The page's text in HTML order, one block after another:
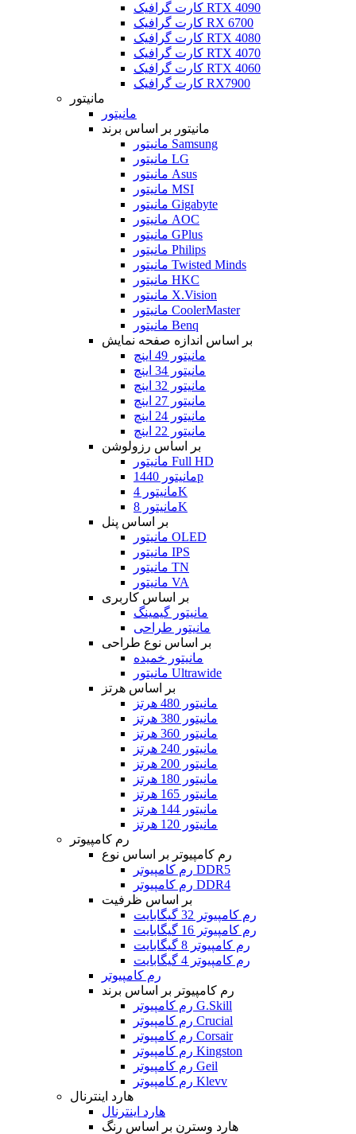
کارت گرافیک RTX 4090
کارت گرافیک RX 6700
کارت گرافیک RTX 4080
کارت گرافیک RTX 4070
کارت گرافیک RTX 4060
کارت گرافیک RX7900
مانیتور
مانیتور
مانیتور بر اساس برند
مانیتور Samsung
مانیتور LG
مانیتور Asus
مانیتور MSI
مانیتور Gigabyte
مانیتور AOC
مانیتور GPlus
مانیتور Philips
مانیتور Twisted Minds
مانیتور HKC
مانیتور X.Vision
مانیتور CoolerMaster
مانیتور Benq
بر اساس اندازه صفحه نمایش
مانیتور 49 اینچ
مانیتور 34 اینچ
مانیتور 32 اینچ
مانیتور 27 اینچ
مانیتور 24 اینچ
مانیتور 22 اینچ
بر اساس رزولوشن
مانیتور Full HD
مانیتور 1440p
مانیتور 4K
مانیتور 8K
بر اساس پنل
مانیتور OLED
مانیتور IPS
مانیتور TN
مانیتور VA
بر اساس کاربری
مانیتور گیمینگ
مانیتور طراحی
بر اساس نوع طراحی
مانیتور خمیده
مانیتور Ultrawide
بر اساس هرتز
مانیتور 480 هرتز
مانیتور 380 هرتز
مانیتور 360 هرتز
مانیتور 240 هرتز
مانیتور 200 هرتز
مانیتور 180 هرتز
مانیتور 165 هرتز
مانیتور 144 هرتز
مانیتور 120 هرتز
رم کامپیوتر
رم کامپیوتر بر اساس نوع
رم کامپیوتر DDR5
رم کامپیوتر DDR4
بر اساس ظرفیت
رم کامپیوتر 32 گیگابایت
رم کامپیوتر 16 گیگابایت
رم کامپیوتر 8 گیگابایت
رم کامپیوتر 4 گیگابایت
رم کامپیوتر
رم کامپیوتر بر اساس برند
رم کامپیوتر G.Skill
رم کامپیوتر Crucial
رم کامپیوتر Corsair
رم کامپیوتر Kingston
رم کامپیوتر Geil
رم کامپیوتر Klevv
هارد اینترنال
هارد اینترنال
هارد وسترن بر اساس رنگ